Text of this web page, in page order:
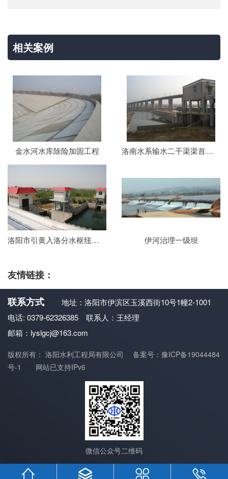
相关案例
金水河水库除险加固工程 洛南水系输水二干渠渠首工程
洛阳市引黄入洛分水枢纽分水闸 伊河治理一级坝
友情链接：
联系方式
地址：洛阳市伊滨区玉溪西街10号1幢2-1001
电话: 0379-62326385 联系人：王经理
邮箱：lyslgcj@163.com
版权所有： 洛阳水利工程局有限公司 备案号：豫ICP备19044484
号-1
网站已支持IPv6
微信公众号二维码